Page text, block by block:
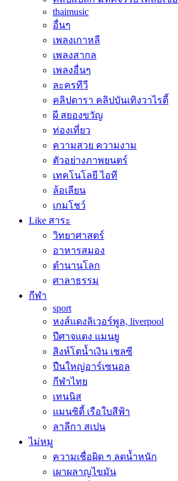
thaimusic
อื่นๆ
เพลงเกาหลี
เพลงสากล
เพลงอื่นๆ
ละครทีวี
คลิปดารา คลิปบันเทิงวาไรตี้
ผี สยองขวัญ
ท่องเที่ยว
ความสวย ความงาม
ตัวอย่างภาพยนตร์
เทคโนโลยี ไอที
ล้อเลียน
เกมโชว์
Like สาระ
วิทยาศาสตร์
อาหารสมอง
ตำนานโลก
ศาลาธรรม
กีฬา
sport
หงส์แดงลิเวอร์พูล, liverpool
ปีศาจแดง แมนยู
สิงห์โตน้ำเงิน เชลซี
ปืนใหญ่อาร์เซนอล
กีฬาไทย
เทนนิส
แมนซิตี้ เรือใบสีฟ้า
ลาลีกา สเปน
ไม่หมู
ความเชื่อผิด ๆ ลดน้ำหนัก
เผาผลาญไขมัน